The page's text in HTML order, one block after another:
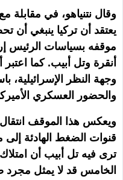
وقال نتنياهو، في مقابلة
يعتقد أن تركيا ينبغي أن
موقفه بسياسات الرئيس
أنقرة وتل أبيب. كما
وجهة النظر الإسرائيلية،
والحضور العسكري
ويعكس هذا الموقف
قنوات الضغط الهادئة
ترى فيه تل أبيب أن
الخامس قد لا يمثل مجرد